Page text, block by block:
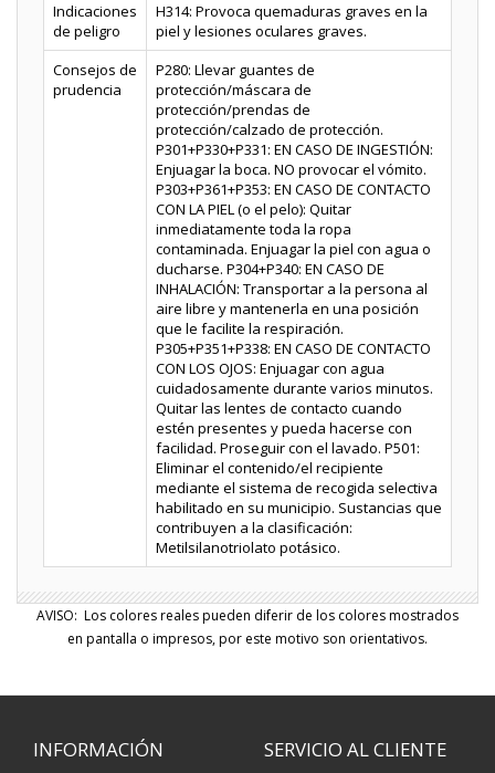
Indicaciones
de peligro
H314: Provoca quemaduras graves en la
piel y lesiones oculares graves.
Consejos de
prudencia
P280: Llevar guantes de
protección/máscara de
protección/prendas de
protección/calzado de protección.
P301+P330+P331: EN CASO DE INGESTIÓN:
Enjuagar la boca. NO provocar el vómito.
P303+P361+P353: EN CASO DE CONTACTO
CON LA PIEL (o el pelo): Quitar
inmediatamente toda la ropa
contaminada. Enjuagar la piel con agua o
ducharse. P304+P340: EN CASO DE
INHALACIÓN: Transportar a la persona al
aire libre y mantenerla en una posición
que le facilite la respiración.
P305+P351+P338: EN CASO DE CONTACTO
CON LOS OJOS: Enjuagar con agua
cuidadosamente durante varios minutos.
Quitar las lentes de contacto cuando
estén presentes y pueda hacerse con
facilidad. Proseguir con el lavado. P501:
Eliminar el contenido/el recipiente
mediante el sistema de recogida selectiva
habilitado en su municipio. Sustancias que
contribuyen a la clasificación:
Metilsilanotriolato potásico.
AVISO: Los colores reales pueden diferir de los colores mostrados
en pantalla o impresos, por este motivo son orientativos.
INFORMACIÓN SERVICIO AL CLIENTE